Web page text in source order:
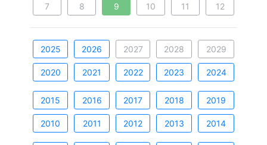
7 8 9 10 11 12
2025 2026 2027 2028 2029
2020 2021 2022 2023 2024
2015 2016 2017 2018 2019
2010 2011 2012 2013 2014